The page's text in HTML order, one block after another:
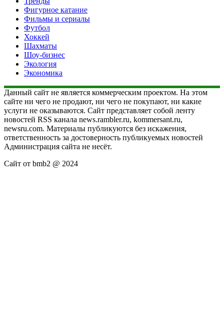
Фигурное катание
Фильмы и сериалы
Футбол
Хоккей
Шахматы
Шоу-бизнес
Экология
Экономика
Данный сайт не является коммерческим проектом. На этом
сайте ни чего не продают, ни чего не покупают, ни какие
услуги не оказываются. Сайт представляет собой ленту
новостей RSS канала news.rambler.ru, kommersant.ru,
newsru.com. Материалы публикуются без искажения,
ответственность за достоверность публикуемых новостей
Администрация сайта не несёт.
Сайт от bmb2 @ 2024